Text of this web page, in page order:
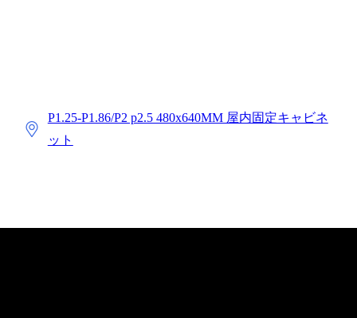
P1.25-P1.86/P2 p2.5 480x640MM 屋内固定キャビネ
ット